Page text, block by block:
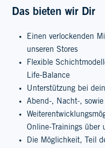
Das bieten wir Dir
Einen verlockenden
unseren Stores
Flexible
Life-Balance
Unterstützung bei
Abend-, Nacht-,
Online-Trainings über
Die Möglichkeit, Teil